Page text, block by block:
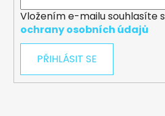
Vložením e-mailu souhlasíte s
ochrany osobních údajů
PŘIHLÁSIT SE